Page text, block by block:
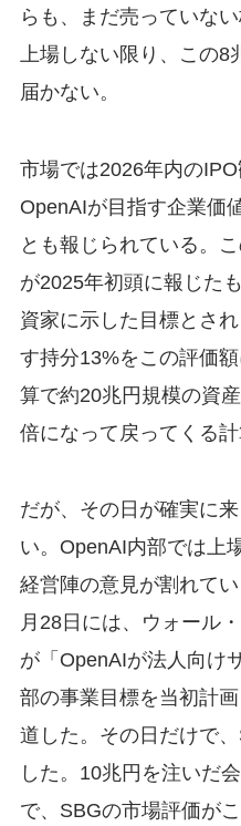
らも、まだ売っていな
上場しない限り、この
届かない。
市場では2026年内のIPO
OpenAIが目指す企業価
とも報じられている。
が2025年初頭に報じた
資家に示した目標とさ
す持分13%をこの評価
算で約20兆円規模の資
倍になって戻ってくる計
だが、その日が確実に
い。OpenAI内部では上
経営陣の意見が割れて
月28日には、ウォール
が「OpenAIが法人向け
部の事業目標を当初計
道した。その日だけで
した。10兆円を注いだ
で、SBGの市場評価がこ